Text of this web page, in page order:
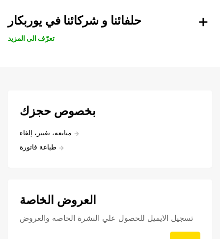
حلفائنا و شركائنا في يوربكار
تعرّف الى المزيد
بخصوص حجزك
متابعة، تغيير، إلغاء
طباعة فاتورة
العروض الخاصة
تسجيل الايميل للحصول علي النشرة الخاصه والعروض